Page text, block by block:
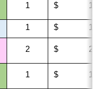
1 $
1 $
2 $
1 $